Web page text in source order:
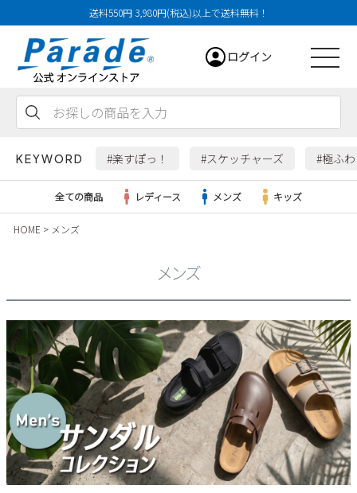
送料550円 3,980円(税込)以上で送料無料！
ログイン
KEYWORD #楽すぽっ！ #スケッチャーズ #極ふ
すべての商品
サンダル
レインシューズ
パンプス
スニーカー
すべての商品
サンダル
レインシューズ
キッズ
すべての商品
サンダル
NEW
SALE
全ての商品 レディース メンズ キッズ
HOME メンズ
メンズ